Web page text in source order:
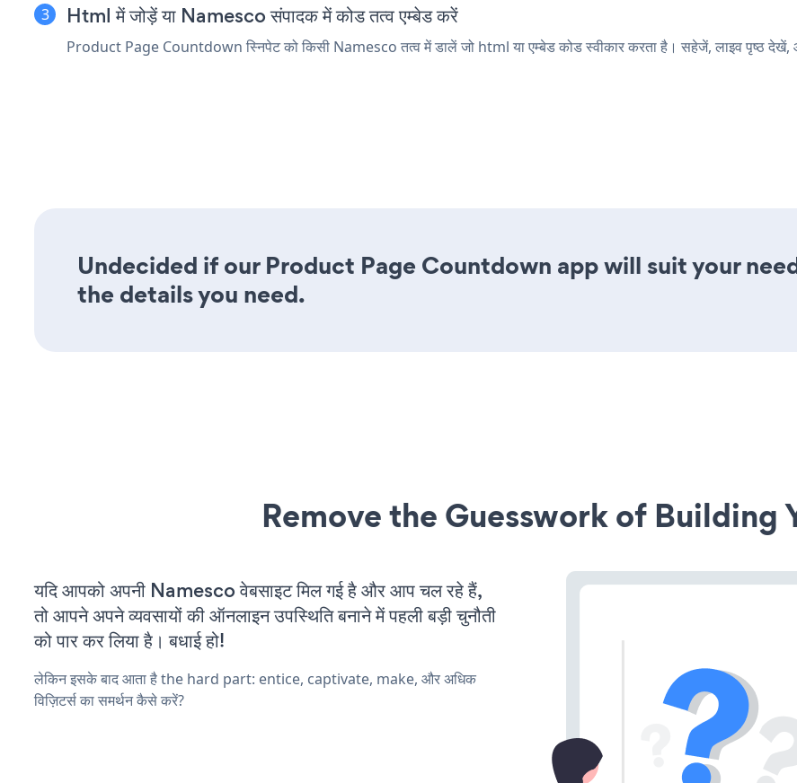
Html में जोड़ें या Namesco संपादक में कोड तत्व एम्बेड करें
Product Page Countdown स्निपेट को किसी Namesco तत्व में डालें जो html या एम्बेड कोड स्वीकार करता है। सहेजें, लाइव पृष्ठ
Undecided if our Product Page Countdown app will suit your
the details you need.
Remove the Guesswork of Building
यदि आपको अपनी Namesco वेबसाइट मिल गई है और आप चल रहे हैं,
तो आपने अपने व्यवसायों की ऑनलाइन उपस्थिति बनाने में पहली बड़ी चुनौती
को पार कर लिया है। बधाई हो!
लेकिन इसके बाद आता है the hard part: entice, captivate, make, और अधिक
विज़िटर्स का समर्थन कैसे करें?